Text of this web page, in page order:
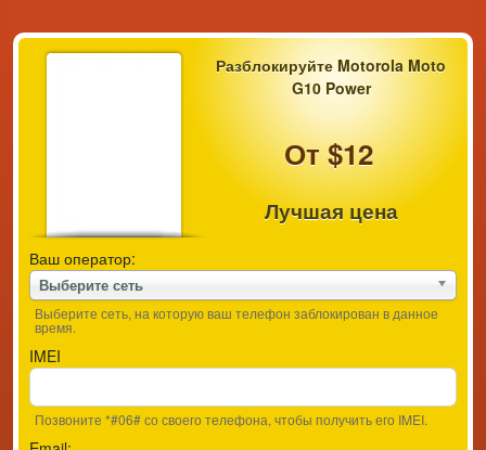
Разблокируйте Motorola Moto
G10 Power
От $12
Лучшая цена
Ваш оператор:
Выберите сеть
Выберите сеть, на которую ваш телефон заблокирован в данное
время.
IMEI
Позвоните *#06# со своего телефона, чтобы получить его IMEI.